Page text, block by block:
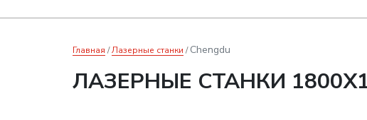
Главная Лазерные станки Chengdu
ЛАЗЕРНЫЕ СТАНКИ